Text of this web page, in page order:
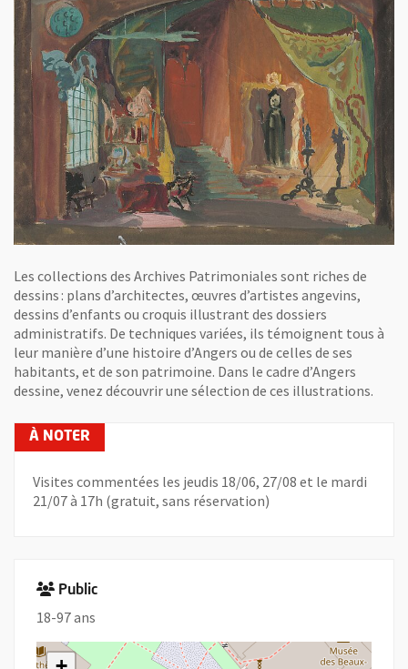
Les collections des Archives Patrimoniales sont riches de
dessins : plans d’architectes, œuvres d’artistes angevins,
dessins d’enfants ou croquis illustrant des dossiers
administratifs. De techniques variées, ils témoignent tous à
leur manière d’une histoire d’Angers ou de celles de ses
habitants, et de son patrimoine. Dans le cadre d’Angers
dessine, venez découvrir une sélection de ces illustrations.
Visites commentées les jeudis 18/06, 27/08 et le mardi
21/07 à 17h (gratuit, sans réservation)
Public
18-97 ans